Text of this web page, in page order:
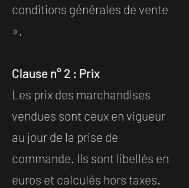
conditions générales de vente
».
Clause n° 2 : Prix
Les prix des marchandises
vendues sont ceux en vigueur
au jour de la prise de
commande. Ils sont libellés en
euros et calculés hors taxes.